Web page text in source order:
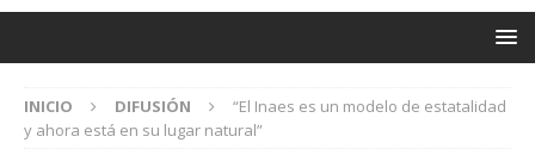
INICIO DIFUSIÓN
“El Inaes es un modelo de estatalidad
y ahora está en su lugar natural”